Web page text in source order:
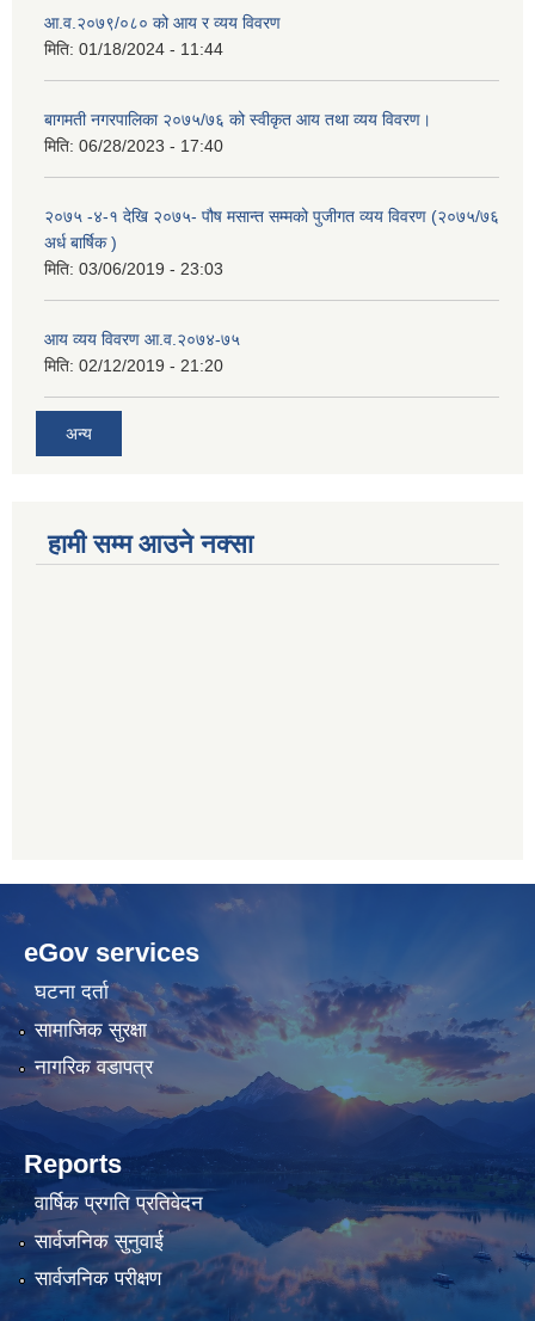
आ.व.२०७९/०८० को आय र व्यय विवरण
मिति: 01/18/2024 - 11:44
बागमती नगरपालिका २०७५/७६ को स्वीकृत आय तथा व्यय विवरण।
मिति: 06/28/2023 - 17:40
२०७५ -४-१ देखि २०७५- पौष मसान्त सम्मको पुजीगत व्यय विवरण (२०७५/७६
अर्ध बार्षिक )
मिति: 03/06/2019 - 23:03
आय व्यय विवरण आ.व.२०७४-७५
मिति: 02/12/2019 - 21:20
अन्य
हामी सम्म आउने नक्सा
betwild
cratosroyalbet
bahis
siteleri
hdasianporns.net
lunadark.org
bahis
siteleri
eGov services
घटना दर्ता
सामाजिक सुरक्षा
नागरिक वडापत्र
Reports
वार्षिक प्रगति प्रतिवेदन
सार्वजनिक सुनुवाई
सार्वजनिक परीक्षण